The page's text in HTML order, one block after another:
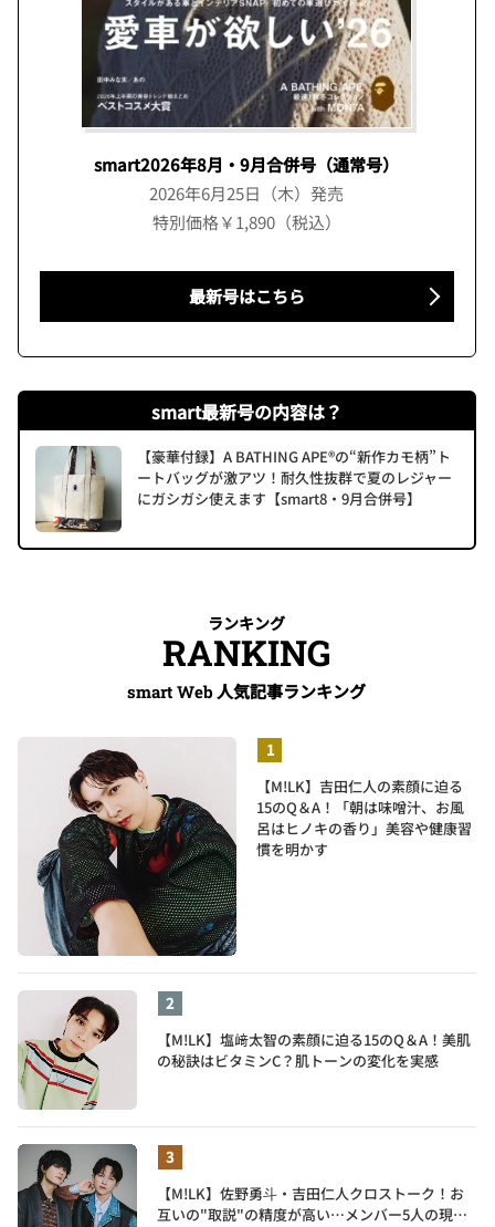
smart2026年8月・9月合併号（通常号）
2026年6月25日（木）発売
特別価格￥1,890（税込）
最新号はこちら
smart最新号の内容は？
【豪華付録】A BATHING APE®の“新作カモ柄”ト
ートバッグが激アツ！耐久性抜群で夏のレジャー
にガシガシ使えます【smart8・9月合併号】
ランキング
RANKING
smart Web 人気記事ランキング
【M!LK】吉田仁人の素顔に迫る
15のQ＆A！「朝は味噌汁、お風
呂はヒノキの香り」美容や健康習
慣を明かす
【M!LK】塩﨑太智の素顔に迫る15のQ＆A！美肌
の秘訣はビタミンC？肌トーンの変化を実感
【M!LK】佐野勇斗・吉田仁人クロストーク！お
互いの"取説"の精度が高い…メンバー5人の現在